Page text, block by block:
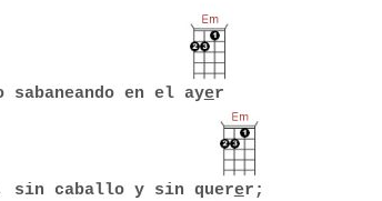
sabaneando en el ayer
sin caballo y sin querer;